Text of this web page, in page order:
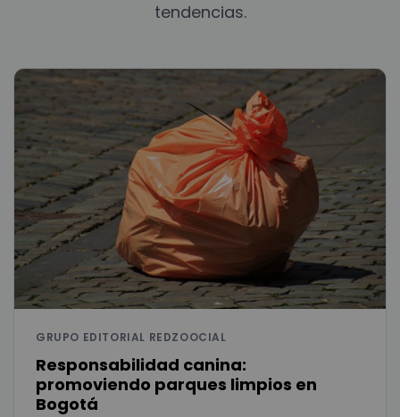
tendencias.
GRUPO EDITORIAL REDZOOCIAL
Responsabilidad canina:
promoviendo parques limpios en
Bogotá